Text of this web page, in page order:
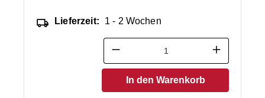
Lieferzeit: 1 - 2 Wochen
Produkt Anzahl: Gib den
In den Warenkorb